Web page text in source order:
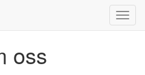
oss